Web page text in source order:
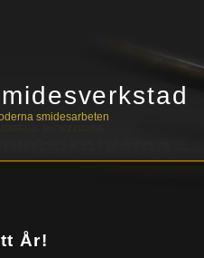
smidesarbeten
År!